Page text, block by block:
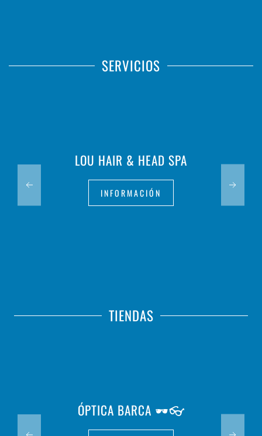
SERVICIOS
LOU HAIR & HEAD SPA
INFORMACIÓN
TIENDAS
ÓPTICA BARCA 🕶️👓